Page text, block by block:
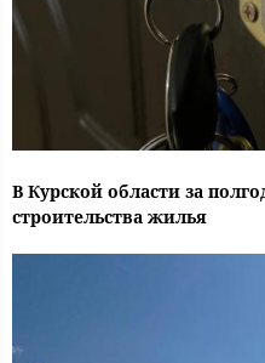
В Курской области за
строительства жилья